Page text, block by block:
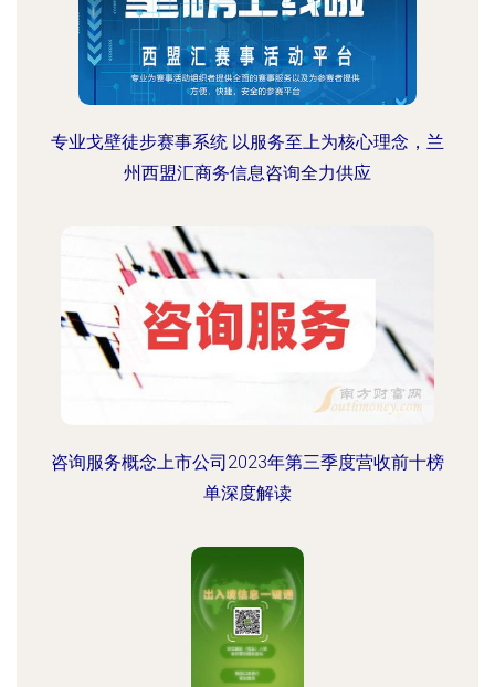
专业戈壁徒步赛事系统 以服务至上为核心理念，兰
州西盟汇商务信息咨询全力供应
咨询服务概念上市公司2023年第三季度营收前十榜
单深度解读